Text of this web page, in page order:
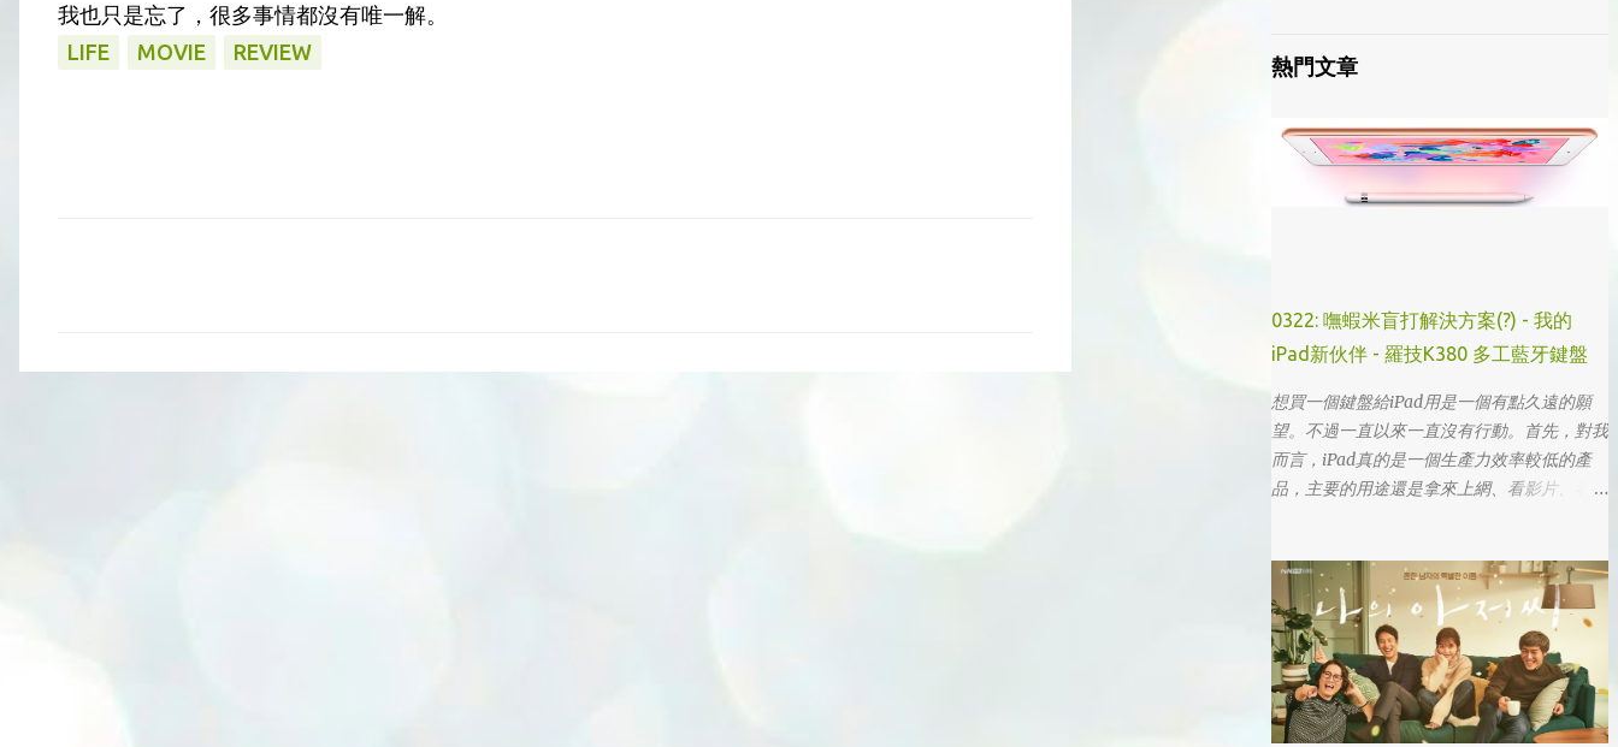
我也只是忘了，很多事情都沒有唯一解。
LIFE MOVIE REVIEW
▸ 藝術設計
熱門文章
0322: 嘸蝦米盲打解決方案(?) - 我的
iPad新伙伴 - 羅技K380 多工藍牙鍵盤
想買一個鍵盤給iPad用是一個有點久遠的願
望。不過一直以來一直沒有行動。首先，對我
而言，iPad真的是一個生產力效率較低的產
品，主要的用途還是拿來上網、看影片、看小
出不太想帶滑鼠，所以動作還是比較慢)，這
兩者還是有效率多了。 想來想去，iPad能夠
比電腦還有生產力的部份可能會落在畫圖這一
塊吧... 可惜大一畫了一個學期的蛋之後，我就
知道我在這一塊應該是沒啥天份的XD